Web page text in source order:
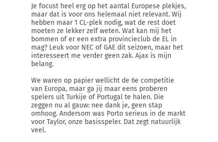
Je focust heel erg op het aantal Europese plekjes,
maar dat is voor ons helemaal niet relevant. Wij
hebben maar 1 CL-plek nodig, wat de rest doet
moeten ze lekker zelf weten. Wat kan mij het
bommen of er een extra provincieclub de EL in
mag? Leuk voor NEC of GAE dit seizoen, maar het
interesseert me verder geen zak. Ajax is mijn
belang.
We waren op papier wellicht de 6e competitie
van Europa, maar ga jij maar eens proberen
spelers uit Turkije of Portugal te halen. Die
zeggen nu al gauw: nee dank je, geen stap
omhoog. Andersom was Porto serieus in de markt
voor Taylor, onze basisspeler. Dat zegt natuurlijk
veel.